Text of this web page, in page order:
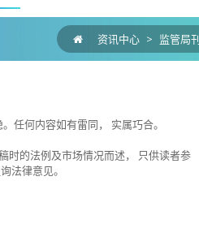
资讯中心 > 监管局
任何内容如有雷同， 实属巧合。
时的法例及市场情况而述， 只供读者参
法律意见。